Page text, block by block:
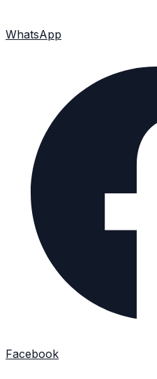
WhatsApp
Facebook